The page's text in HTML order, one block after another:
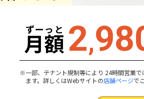
ずーっと
月額2,
一部、テナント規制等により 24時間営業
ます。詳しくはWebサイトの店舗ページで